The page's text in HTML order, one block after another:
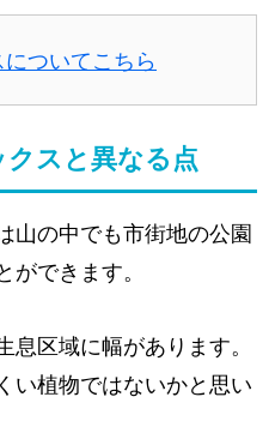
ついてこちら
スと異なる点
山の中でも市街地の公園
ができます。
区域に幅があります。
い植物ではないかと思い